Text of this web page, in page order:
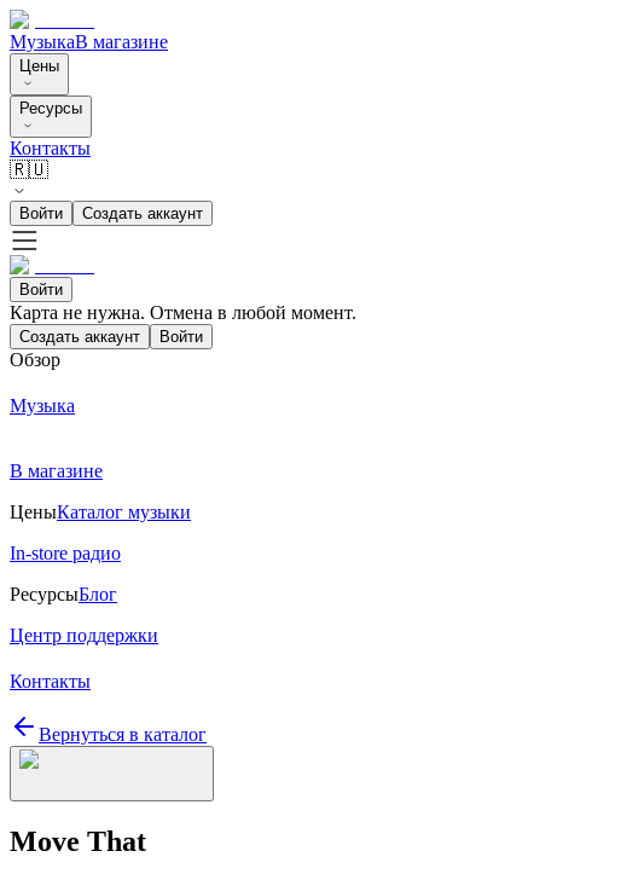
МузыкаВ магазине
Цены
Ресурсы
Контакты
🇷🇺
Войти Создать аккаунт
Войти
Карта не нужна. Отмена в любой момент.
Создать аккаунт Войти
Обзор
Музыка
В магазине
ЦеныКаталог музыки
In-store радио
РесурсыБлог
Центр поддержки
Контакты
Вернуться в каталог
Move That